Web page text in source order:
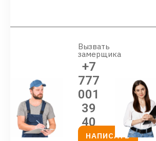
Вызвать
замерщика
+7
777
001
39
40
НАПИСАТЬ